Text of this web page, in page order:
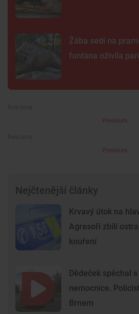
Žába sedí na
fontána oživila
Premium
Premium
Nejčtenější články
Krvavý útok na
Agresoři zbili
kouření
Dědeček spěchal
nemocnice.
Brnem